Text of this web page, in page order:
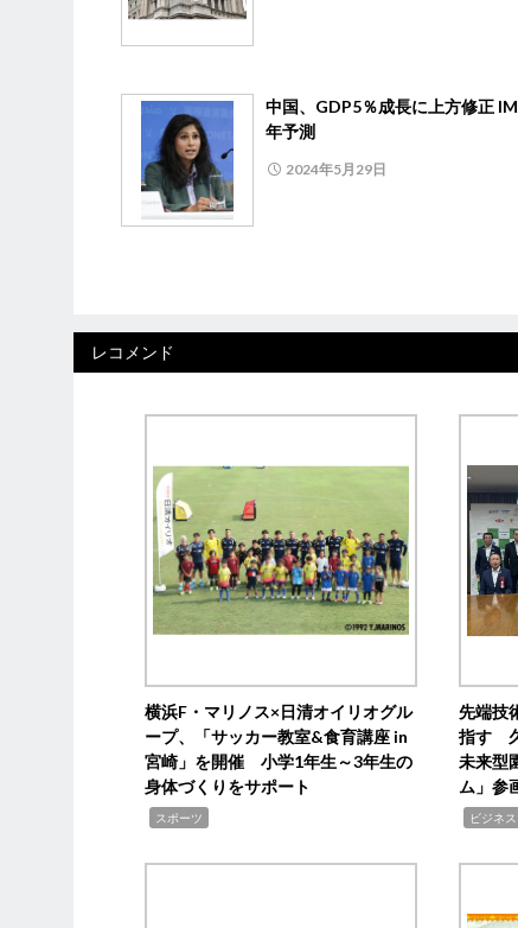
中国、GDP5％成長に上方修正
年予測
2024年5月29日
レコメンド
横浜F・マリノス×日清オイリオグル
ープ、「サッカー教室&食育講座 in
宮崎」を開催 小学1年生～3年生の
身体づくりをサポート
スポーツ
先端技
指す
未来型
ム」参
ビジネス